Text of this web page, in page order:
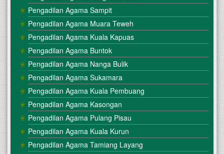
Pengadilan Agama Sampit
Pengadilan Agama Muara Teweh
Pengadilan Agama Kuala Kapuas
Pengadilan Agama Buntok
Pengadilan Agama Nanga Bulik
Pengadilan Agama Sukamara
Pengadilan Agama Kuala Pembuang
Pengadilan Agama Kasongan
Pengadilan Agama Pulang Pisau
Pengadilan Agama Kuala Kurun
Pengadilan Agama Tamiang Layang